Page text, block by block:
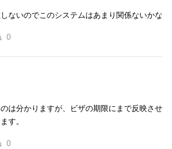
ないのでこのシステムはあまり関係ないかな
0
は分かりますが、ビザの期限にまで反映させ
す。
0